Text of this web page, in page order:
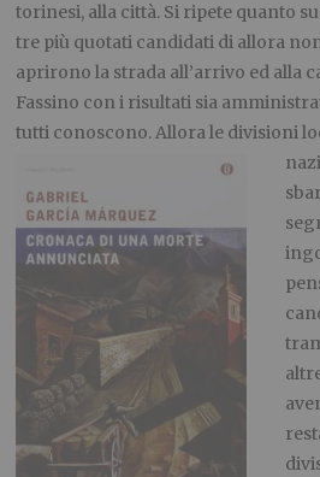
torinesi, alla città. Si ripete quanto
tre più quotati candidati di allora
aprirono la strada all’arrivo ed alla
Fassino con i risultati sia
tutti conoscono. Allora le divisioni